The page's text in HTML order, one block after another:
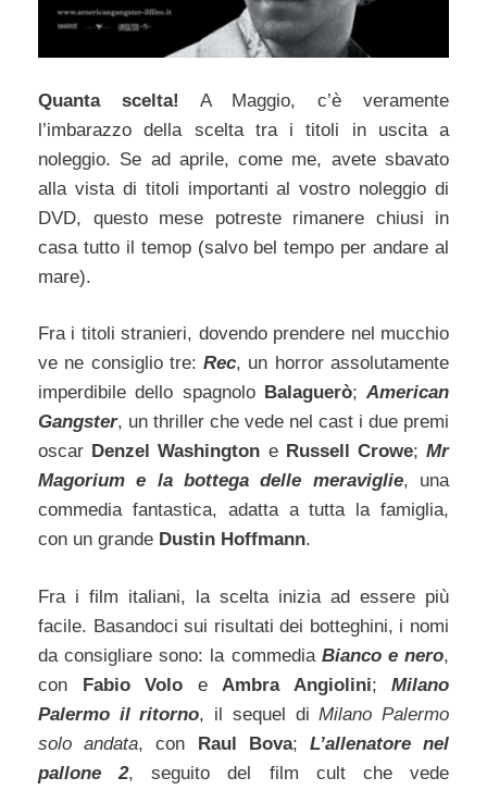
Quanta scelta! A Maggio, c’è veramente
l’imbarazzo della scelta tra i titoli in uscita a
noleggio. Se ad aprile, come me, avete sbavato
alla vista di titoli importanti al vostro noleggio di
DVD, questo mese potreste rimanere chiusi in
casa tutto il temop (salvo bel tempo per andare al
mare).
Fra i titoli stranieri, dovendo prendere nel mucchio
ve ne consiglio tre:Rec, un horror assolutamente
imperdibile dello spagnolo Balaguerò; American
Gangster, un thriller che vede nel cast i due premi
oscar Denzel Washington e Russell Crowe;Mr
Magorium e la bottega delle meraviglie, una
commedia fantastica, adatta a tutta la famiglia,
con un grande Dustin Hoffmann.
Fra i film italiani, la scelta inizia ad essere più
facile. Basandoci sui risultati dei botteghini, i nomi
da consigliare sono: la commedia Bianco e nero,
con Fabio Volo e Ambra Angiolini; Milano
Palermo il ritorno, il sequel diMilano Palermo
solo andata, con Raul Bova; L’allenatore nel
pallone 2, seguito del film cult che vede